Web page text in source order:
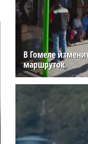
В Гомеле
маршруток